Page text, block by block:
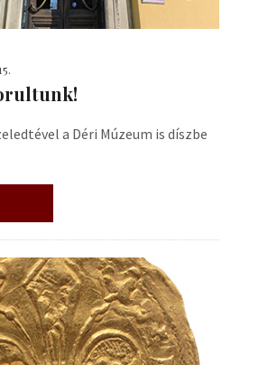
a Déri Múzeum is díszbe